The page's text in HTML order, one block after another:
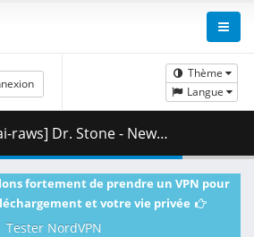
Thème
Langue
[1080p][Multiple Subtitle][204F98D0].mkv.002 ( 465.41 MB )
fortement de prendre un VPN pour
et votre vie privée
Tester NordVPN